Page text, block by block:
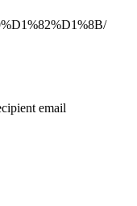
email